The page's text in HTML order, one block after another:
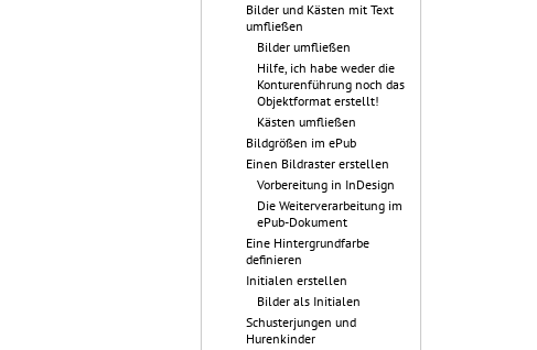
Bilder und Kästen mit Text
umfließen
Bilder umfließen
Hilfe, ich habe weder die
Konturenführung noch das
Objektformat erstellt!
Kästen umfließen
Bildgrößen im ePub
Einen Bildraster erstellen
Vorbereitung in InDesign
Die Weiterverarbeitung im
ePub-Dokument
Eine Hintergrundfarbe
definieren
Initialen erstellen
Bilder als Initialen
Schusterjungen und
Hurenkinder